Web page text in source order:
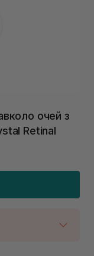
очей з
Retinal